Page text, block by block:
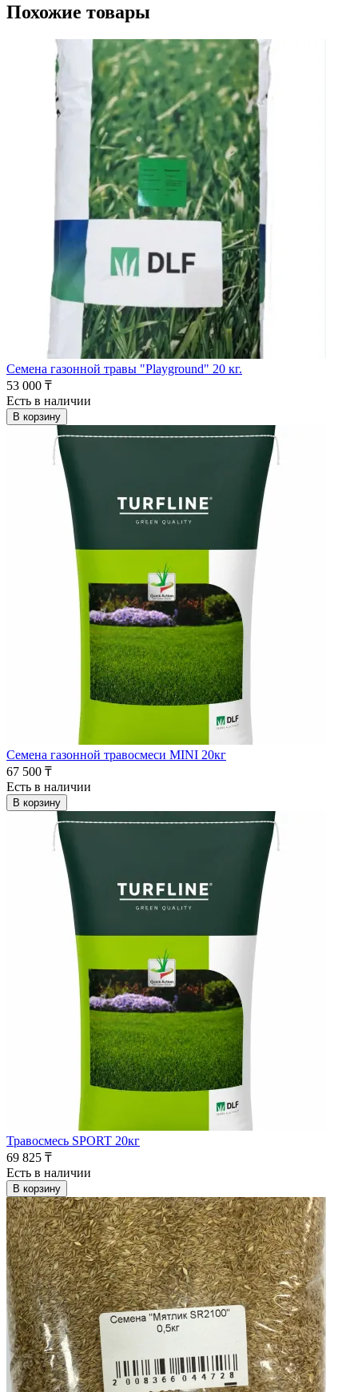
Похожие товары
Семена газонной травы "Playground" 20 кг.
53 000 ₸
Есть в наличии
В корзину
Семена газонной травосмеси MINI 20кг
67 500 ₸
Есть в наличии
В корзину
Травосмесь SPORT 20кг
69 825 ₸
Есть в наличии
В корзину